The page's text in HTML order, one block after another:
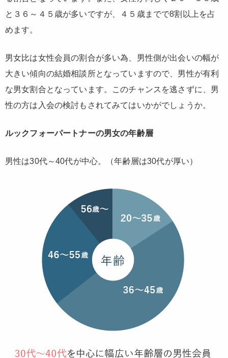
と３６～４５歳が多いですが、４５歳までで8割以上を占
めます。
男女比は女性会員の割合が多い為、男性側が出会いの幅が
大きい傾向の結婚相談所となっていますので、男性が有利
な男女割合となっています。このチャンスを逃さずに、男
性の方は入会の検討もされてみてはいかがでしょうか。
ルックフォーパートナーの男女の年齢層
男性は30代～40代が中心。（年齢層は30代が厚い）